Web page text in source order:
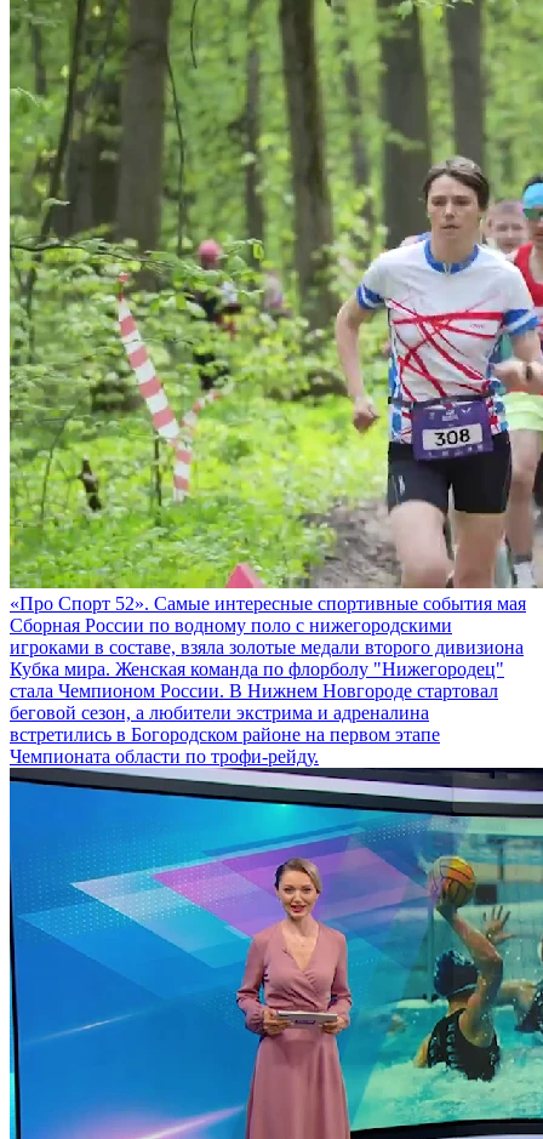
«Про Спорт 52». Самые интересные спортивные события мая
Сборная России по водному поло с нижегородскими
игроками в составе, взяла золотые медали второго дивизиона
Кубка мира. Женская команда по флорболу "Нижегородец"
стала Чемпионом России. В Нижнем Новгороде стартовал
беговой сезон, а любители экстрима и адреналина
встретились в Богородском районе на первом этапе
Чемпионата области по трофи-рейду.